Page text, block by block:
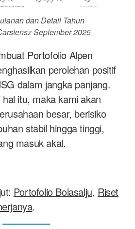
dan Detail Tahun
September 2025
Portofolio Alpen
perolehan positif
dalam jangka panjang.
itu, maka kami akan
besar, berisiko
stabil hingga tinggi,
masuk akal.
Portofolio Bolasalju, Riset
.